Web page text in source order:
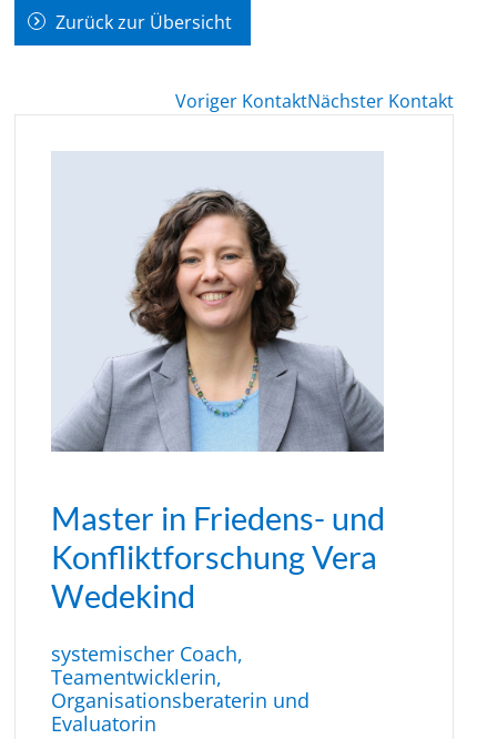
Zurück zur Übersicht
Voriger KontaktNächster Kontakt
Master in Friedens- und
Konfliktforschung Vera
Wedekind
systemischer Coach,
Teamentwicklerin,
Organisationsberaterin und
Evaluatorin